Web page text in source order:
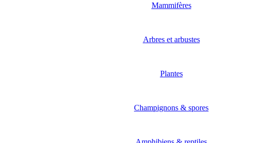
Mammifères
Arbres et arbustes
Plantes
Champignons & spores